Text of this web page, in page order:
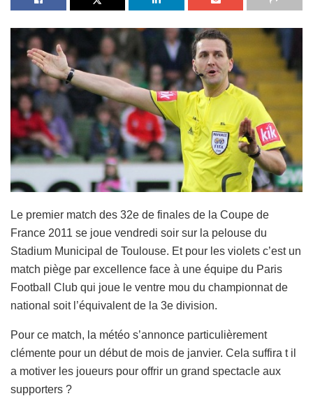
Le premier match des 32e de finales de la Coupe de
France 2011 se joue vendredi soir sur la pelouse du
Stadium Municipal de Toulouse. Et pour les violets c’est un
match piège par excellence face à une équipe du Paris
Football Club qui joue le ventre mou du championnat de
national soit l’équivalent de la 3e division.
Pour ce match, la météo s’annonce particulièrement
clémente pour un début de mois de janvier. Cela suffira t il
a motiver les joueurs pour offrir un grand spectacle aux
supporters ?